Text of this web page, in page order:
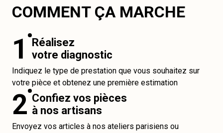
COMMENT ÇA MARCHE
1
Réalisez
votre diagnostic
Indiquez le type de prestation que vous souhaitez sur
votre pièce et obtenez une première estimation
2 Confiez vos pièces
à nos artisans
Envoyez vos articles à nos ateliers parisiens ou